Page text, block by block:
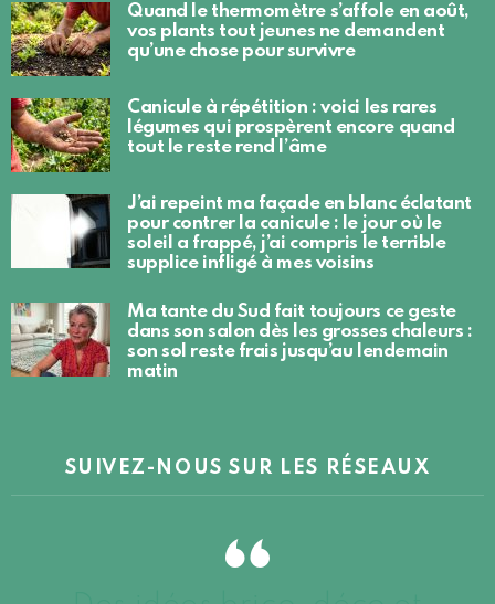
Quand le thermomètre s’affole en août,
vos plants tout jeunes ne demandent
qu’une chose pour survivre
Canicule à répétition : voici les rares
légumes qui prospèrent encore quand
tout le reste rend l’âme
J’ai repeint ma façade en blanc éclatant
pour contrer la canicule : le jour où le
soleil a frappé, j’ai compris le terrible
supplice infligé à mes voisins
Ma tante du Sud fait toujours ce geste
dans son salon dès les grosses chaleurs :
son sol reste frais jusqu’au lendemain
matin
SUIVEZ-NOUS SUR LES RÉSEAUX